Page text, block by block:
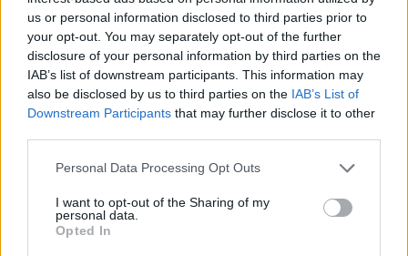
us or personal information disclosed to third parties prior to
your opt-out. You may separately opt-out of the further
disclosure of your personal information by third parties on the
IAB’s list of downstream participants. This information may
also be disclosed by us to third parties on the IAB’s List of
Downstream Participants that may further disclose it to other
Personal Data Processing Opt Outs
I want to opt-out of the Sharing of my
personal data.
Opted In
+ Mastifal
Discografía Biografía Ranking Fotos Foro
Añadir Letra
Ranking de Mastifal
Mastifalno figura entre los 500 artistas más
apoyados o visitados de esta semana.